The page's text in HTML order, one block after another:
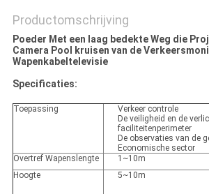
Productomschrijving
Poeder Met een laag bedekte Weg die
Camera Pool kruisen van de
Wapenkabeltelevisie
Specificaties:
Toepassing
Verkeer controle
De veiligheid en de
faciliteitenperimeter
De observaties van de
Economische sector
Overtref Wapenslengte
1~10m
Hoogte
5~10m